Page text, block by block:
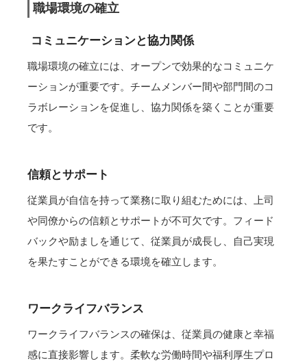
職場環境の確立
コミュニケーションと協力関係
職場環境の確立には、オープンで効果的なコミュニケ
ーションが重要です。チームメンバー間や部門間のコ
ラボレーションを促進し、協力関係を築くことが重要
です。
信頼とサポート
従業員が自信を持って業務に取り組むためには、上司
や同僚からの信頼とサポートが不可欠です。フィード
バックや励ましを通じて、従業員が成長し、自己実現
を果たすことができる環境を確立します。
ワークライフバランス
ワークライフバランスの確保は、従業員の健康と幸福
感に直接影響します。柔軟な労働時間や福利厚生プロ